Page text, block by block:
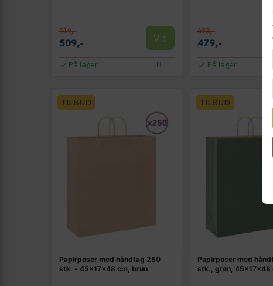
519,-
509,- Vis
På lager
623,-
479,-
På lager
TILBUD
Papirposer med håndtag 250
stk. - 45×17×48 cm, brun
TILBUD
Papirposer med
stk., grøn, 45×17×48